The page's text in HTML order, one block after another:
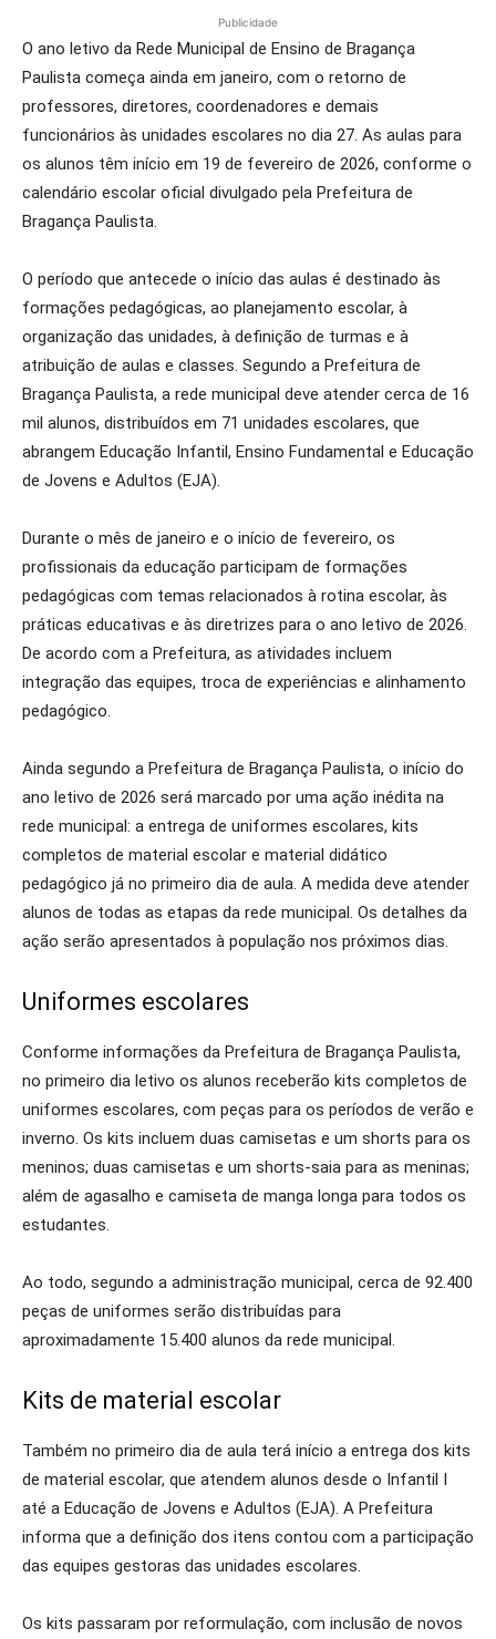
Publicidade
O ano letivo da Rede Municipal de Ensino de Bragança
Paulista começa ainda em janeiro, com o retorno de
professores, diretores, coordenadores e demais
funcionários às unidades escolares no dia 27. As aulas para
os alunos têm início em 19 de fevereiro de 2026, conforme o
calendário escolar oficial divulgado pela Prefeitura de
Bragança Paulista.
O período que antecede o início das aulas é destinado às
formações pedagógicas, ao planejamento escolar, à
organização das unidades, à definição de turmas e à
atribuição de aulas e classes. Segundo a Prefeitura de
Bragança Paulista, a rede municipal deve atender cerca de 16
mil alunos, distribuídos em 71 unidades escolares, que
abrangem Educação Infantil, Ensino Fundamental e Educação
de Jovens e Adultos (EJA).
Durante o mês de janeiro e o início de fevereiro, os
profissionais da educação participam de formações
pedagógicas com temas relacionados à rotina escolar, às
práticas educativas e às diretrizes para o ano letivo de 2026.
De acordo com a Prefeitura, as atividades incluem
integração das equipes, troca de experiências e alinhamento
pedagógico.
Ainda segundo a Prefeitura de Bragança Paulista, o início do
ano letivo de 2026 será marcado por uma ação inédita na
rede municipal: a entrega de uniformes escolares, kits
completos de material escolar e material didático
pedagógico já no primeiro dia de aula. A medida deve atender
alunos de todas as etapas da rede municipal. Os detalhes da
ação serão apresentados à população nos próximos dias.
Uniformes escolares
Conforme informações da Prefeitura de Bragança Paulista,
no primeiro dia letivo os alunos receberão kits completos de
uniformes escolares, com peças para os períodos de verão e
inverno. Os kits incluem duas camisetas e um shorts para os
meninos; duas camisetas e um shorts-saia para as meninas;
além de agasalho e camiseta de manga longa para todos os
estudantes.
Ao todo, segundo a administração municipal, cerca de 92.400
peças de uniformes serão distribuídas para
aproximadamente 15.400 alunos da rede municipal.
Kits de material escolar
Também no primeiro dia de aula terá início a entrega dos kits
de material escolar, que atendem alunos desde o Infantil I
até a Educação de Jovens e Adultos (EJA). A Prefeitura
informa que a definição dos itens contou com a participação
das equipes gestoras das unidades escolares.
Os kits passaram por reformulação, com inclusão de novos